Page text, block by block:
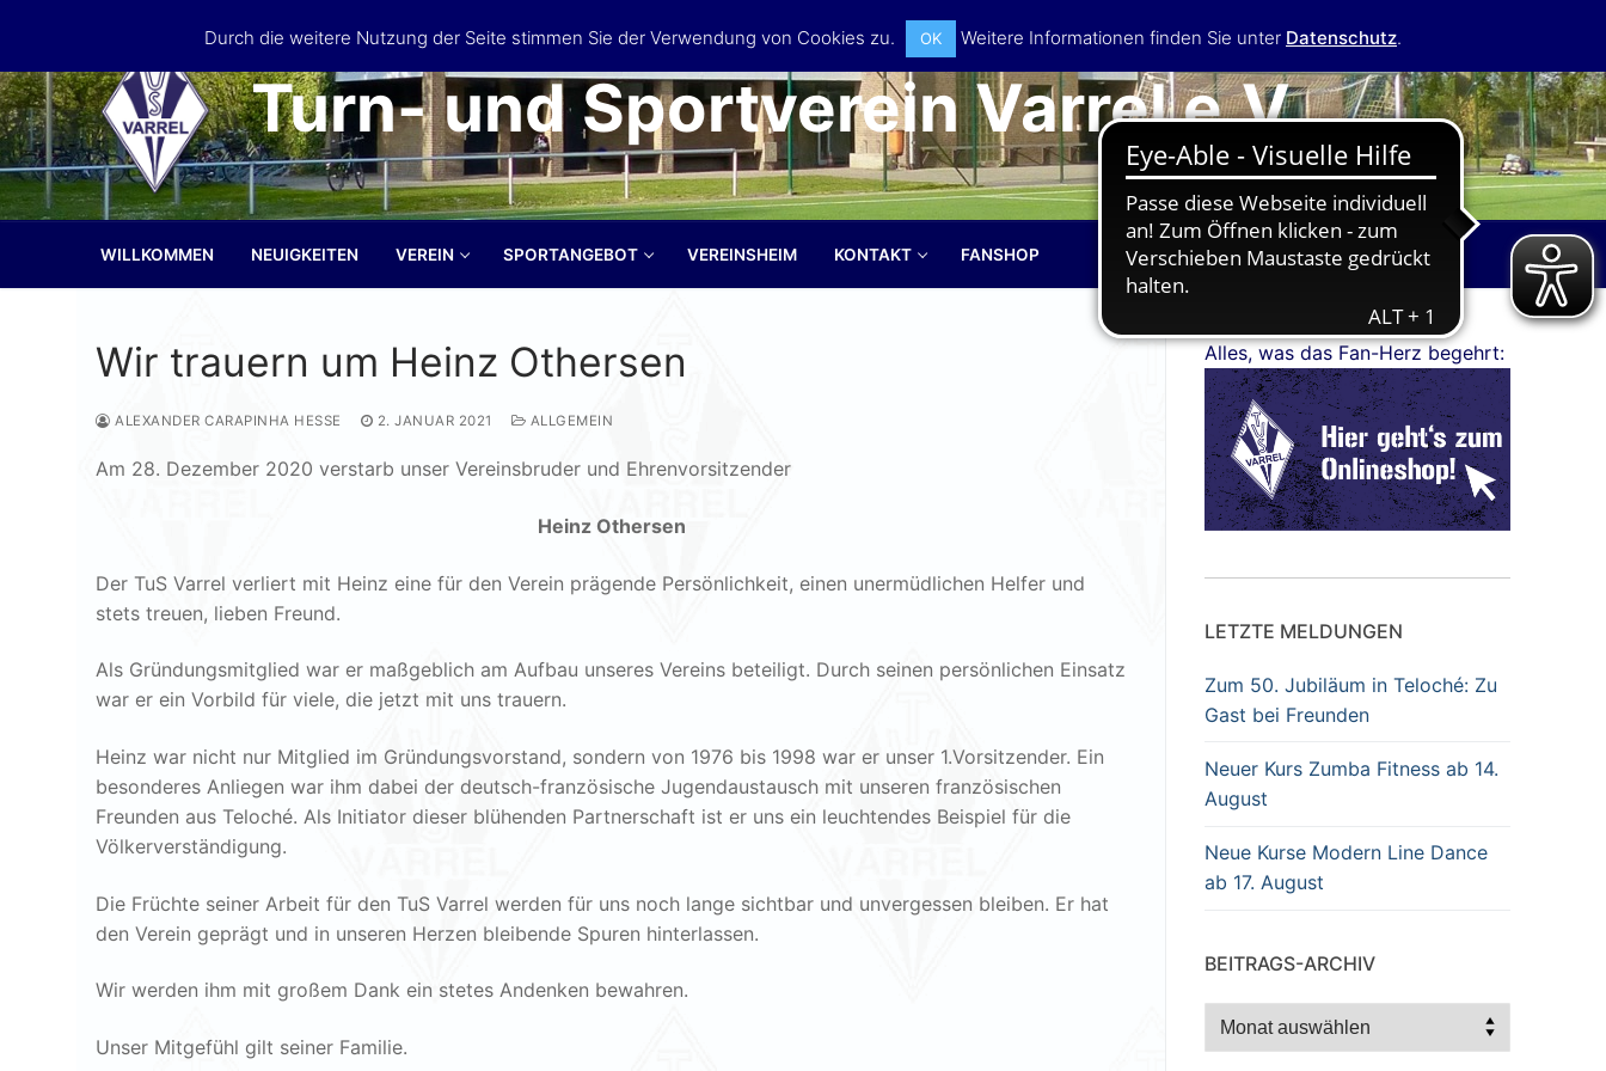
springen
Turn- und Sportverein Varrel e.V.
WILLKOMMEN NEUIGKEITEN VEREIN SPORTANGEBOT VEREINSHEIM KONTAKT FANSHOP
Wir trauern um Heinz Othersen
ALEXANDER CARAPINHA HESSE 2. JANUAR 2021 ALLGEMEIN
Am 28. Dezember 2020 verstarb unser Vereinsbruder und Ehrenvorsitzender
Heinz Othersen
Der TuS Varrel verliert mit Heinz eine für den Verein prägende Persönlichkeit, einen unermüdlichen Helfer und
stets treuen, lieben Freund.
Als Gründungsmitglied war er maßgeblich am Aufbau unseres Vereins beteiligt. Durch seinen persönlichen Einsatz
war er ein Vorbild für viele, die jetzt mit uns trauern.
Heinz war nicht nur Mitglied im Gründungsvorstand, sondern von 1976 bis 1998 war er unser 1.Vorsitzender. Ein
besonderes Anliegen war ihm dabei der deutsch-französische Jugendaustausch mit unseren französischen
Freunden aus Teloché. Als Initiator dieser blühenden Partnerschaft ist er uns ein leuchtendes Beispiel für die
Völkerverständigung.
Die Früchte seiner Arbeit für den TuS Varrel werden für uns noch lange sichtbar und unvergessen bleiben. Er hat
den Verein geprägt und in unseren Herzen bleibende Spuren hinterlassen.
Wir werden ihm mit großem Dank ein stetes Andenken bewahren.
Unser Mitgefühl gilt seiner Familie.
Alles, was das Fan-Herz begehrt:
LETZTE MELDUNGEN
Zum 50. Jubiläum in Teloché: Zu
Gast bei Freunden
Neuer Kurs Zumba Fitness ab 14.
August
Neue Kurse Modern Line Dance
ab 17. August
BEITRAGS-ARCHIV
Beitrags-
Durch die weitere Nutzung der Seite stimmen Sie der Verwendung von Cookies zu. OK Weitere Informationen finden Sie unter Datenschutz.